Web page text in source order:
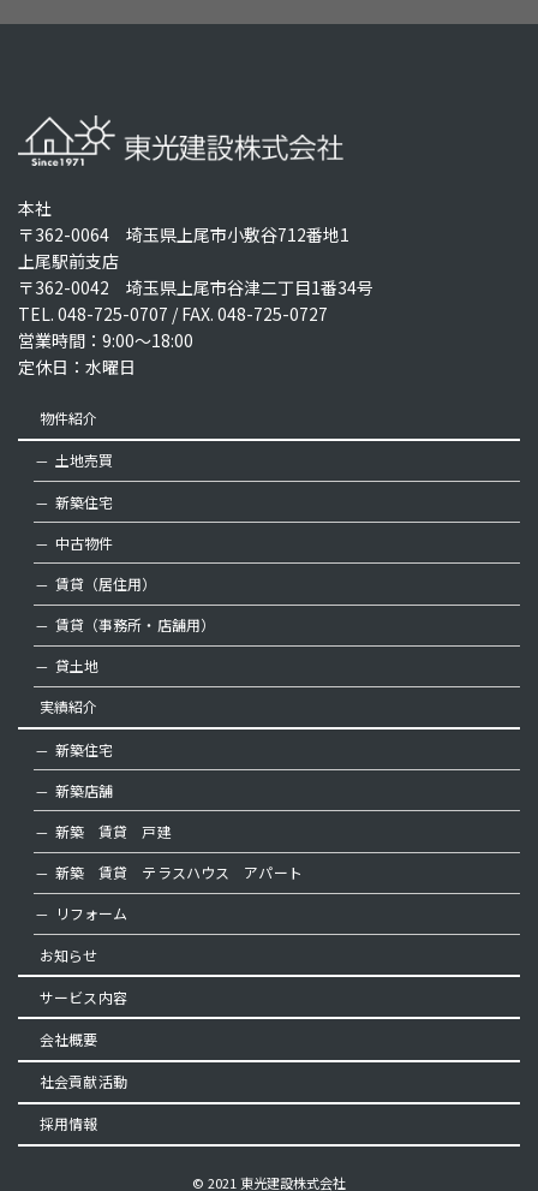
本社
〒362-0064 埼玉県上尾市小敷谷712番地1
上尾駅前支店
〒362-0042 埼玉県上尾市谷津二丁目1番34号
TEL. 048-725-0707 / FAX. 048-725-0727
営業時間：9:00～18:00
定休日：水曜日
物件紹介
土地売買
新築住宅
中古物件
賃貸（居住用）
賃貸（事務所・店舗用）
貸土地
実績紹介
新築住宅
新築店舗
新築 賃貸 戸建
新築 賃貸 テラスハウス アパート
リフォーム
お知らせ
サービス内容
会社概要
社会貢献活動
採用情報
© 2021 東光建設株式会社